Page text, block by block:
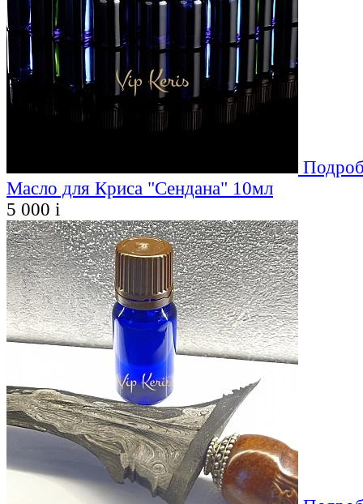
Масло для Криса "Сендана" 10мл
5 000 i